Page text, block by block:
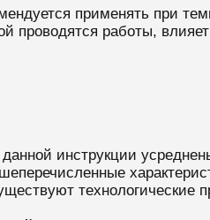
применять при
проводятся работы,
инструкции
технологические